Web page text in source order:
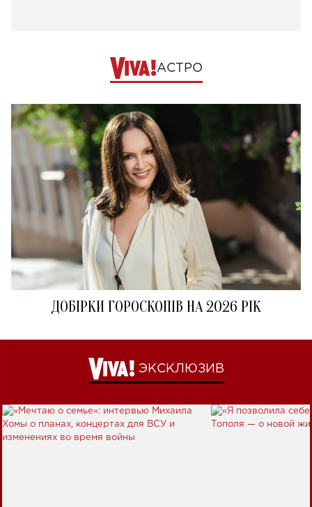
АСТРО
ДОБІРКИ ГОРОСКОПІВ НА 2026 РІК
ЭКСКЛЮЗИВ